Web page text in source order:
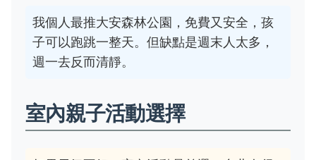
我個人最推大安森林公園，免費又安全，孩
子可以跑跳一整天。但缺點是週末人太多，
週一去反而清靜。
室內親子活動選擇